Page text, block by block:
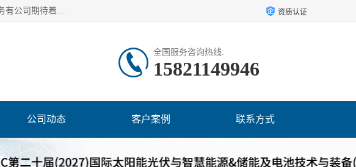
上海椿生会展服务有公司，上海SNEC光伏及储能展/墨西哥光伏及储能展、印尼光伏及储能展。上海椿生会展服务有公司期待着相关业者聚首我们的新能源平台，从产业的视野、以问题为导向，一起把脉中国、亚洲及世界太阳能光伏及储能市场。 资质认证
全国服务咨询热线:
15821149946
公司动态 客户案例 联系方式